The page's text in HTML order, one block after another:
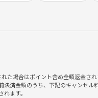
定）
雑談会」も予定しています
アも大歓迎です♪
ご準備をお願い致します
の方が見やすくておすすめ
た場合はポイント含め全額返金され
決済金額のうち、下記のキャンセ
ます。